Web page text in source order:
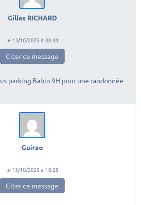
Gilles RICHARD
le 13/10/2025 à 08:44
Citer ce message
parking Babin 9H pour une randonnée
Guirao
le 13/10/2025 à 18:28
Citer ce message